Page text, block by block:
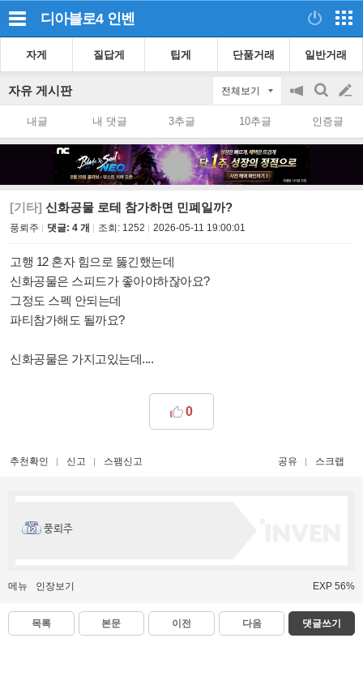
디아블로4 인벤
자게 질답게 팁게 단품거래 일반거래
자유 게시판 전체보기
공
on/off
검
색
글
쓰
내글 내 댓글 3추글 10추글 인증글
[기타] 신화공물 로테 참가하면 민폐일까?
풍뢰주 댓글: 4 개 조회: 1252 2026-05-11 19:00:01
고행 12 혼자 힘으로 뚫긴했는데
신화공물은 스피드가 좋아야하잖아요?
그정도 스펙 안되는데
파티참가해도 될까요?
신화공물은 가지고있는데....
0
추천확인 신고 스팸신고 공유 스크랩
풍뢰주
메뉴 인장보기 EXP 56%
목록 본문 이전 다음 댓글쓰기